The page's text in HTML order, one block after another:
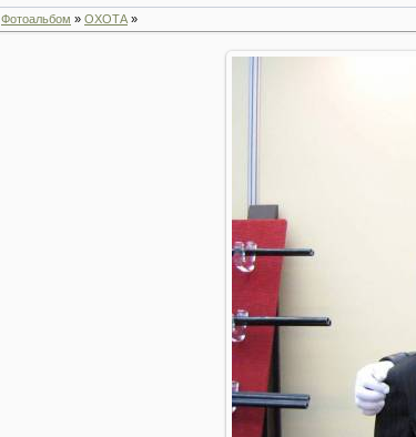
Фотоальбом » ОХОТА »